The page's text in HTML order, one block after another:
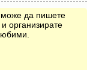
може да пишете
организирате